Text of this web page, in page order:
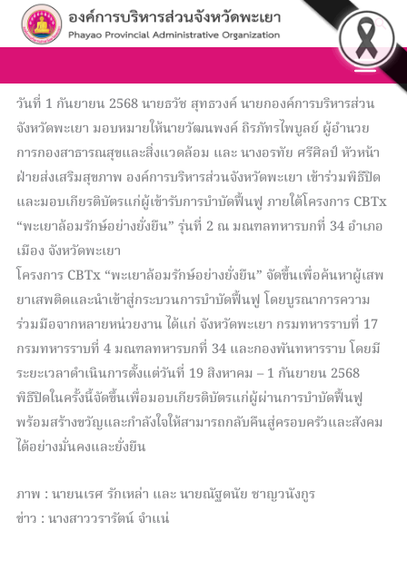
Skip
วันที่ 1 กันยายน 2568 นายธวัช สุทธวงค์ นายกองค์การบริหารส่วน
จังหวัดพะเยา มอบหมายให้นายวัฒนพงค์ ถิรภัทรไพบูลย์ ผู้อำนวย
การกองสาธารณสุขและสิ่งแวดล้อม และ นางอรทัย ศรีศิลป์ หัวหน้า
ฝ่ายส่งเสริมสุขภาพ องค์การบริหารส่วนจังหวัดพะเยา เข้าร่วมพิธีปิด
และมอบเกียรติบัตรแก่ผู้เข้ารับการบำบัดฟื้นฟู ภายใต้โครงการ CBTx
“พะเยาล้อมรักษ์อย่างยั่งยืน” รุ่นที่ 2 ณ มณฑลทหารบกที่ 34 อำเภอ
เมือง จังหวัดพะเยา
โครงการ CBTx “พะเยาล้อมรักษ์อย่างยั่งยืน” จัดขึ้นเพื่อค้นหาผู้เสพ
ยาเสพติดและนำเข้าสู่กระบวนการบำบัดฟื้นฟู โดยบูรณาการความ
ร่วมมือจากหลายหน่วยงาน ได้แก่ จังหวัดพะเยา กรมทหารราบที่ 17
กรมทหารราบที่ 4 มณฑลทหารบกที่ 34 และกองพันทหารราบ โดยมี
ระยะเวลาดำเนินการตั้งแต่วันที่ 19 สิงหาคม – 1 กันยายน 2568
พิธีปิดในครั้งนี้จัดขึ้นเพื่อมอบเกียรติบัตรแก่ผู้ผ่านการบำบัดฟื้นฟู
พร้อมสร้างขวัญและกำลังใจให้สามารถกลับคืนสู่ครอบครัวและสังคม
ได้อย่างมั่นคงและยั่งยืน
ภาพ : นายนเรศ รักเหล่า และ นายณัฐดนัย ชาญวนังกูร
ข่าว : นางสาววรารัตน์ จำแน่